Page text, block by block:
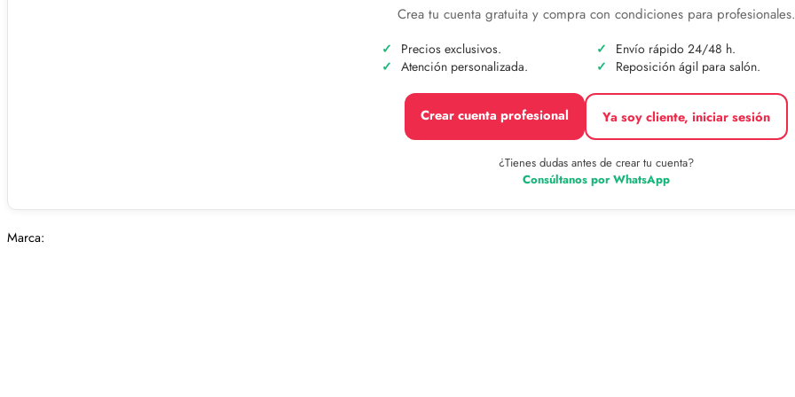
Crea tu cuenta gratuita y compra con condiciones para profesionales.
Precios exclusivos.
Envío rápido 24/48 h.
Atención personalizada.
Reposición ágil para salón.
Crear cuenta profesional Ya soy cliente, iniciar sesión
¿Tienes dudas antes de crear tu cuenta?
Consúltanos por WhatsApp
Marca: